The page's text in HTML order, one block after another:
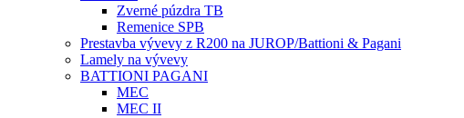
Zverné púzdra TB
Remenice SPB
Prestavba vývevy z R200 na JUROP/Battioni & Pagani
Lamely na vývevy
BATTIONI PAGANI
MEC
MEC II